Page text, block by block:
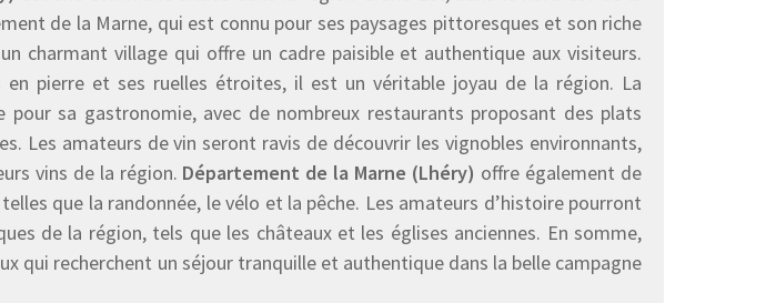
de la Marne, qui est connu pour ses paysages pittoresques et son riche
charmant village qui offre un cadre paisible et authentique aux visiteurs.
en pierre et ses ruelles étroites, il est un véritable joyau de la région. La
pour sa gastronomie, avec de nombreux restaurants proposant des plats
Les amateurs de vin seront ravis de découvrir les vignobles environnants,
vins de la région. Département de la Marne (Lhéry) offre également de
que la randonnée, le vélo et la pêche. Les amateurs d’histoire pourront
de la région, tels que les châteaux et les églises anciennes. En somme,
qui recherchent un séjour tranquille et authentique dans la belle campagne